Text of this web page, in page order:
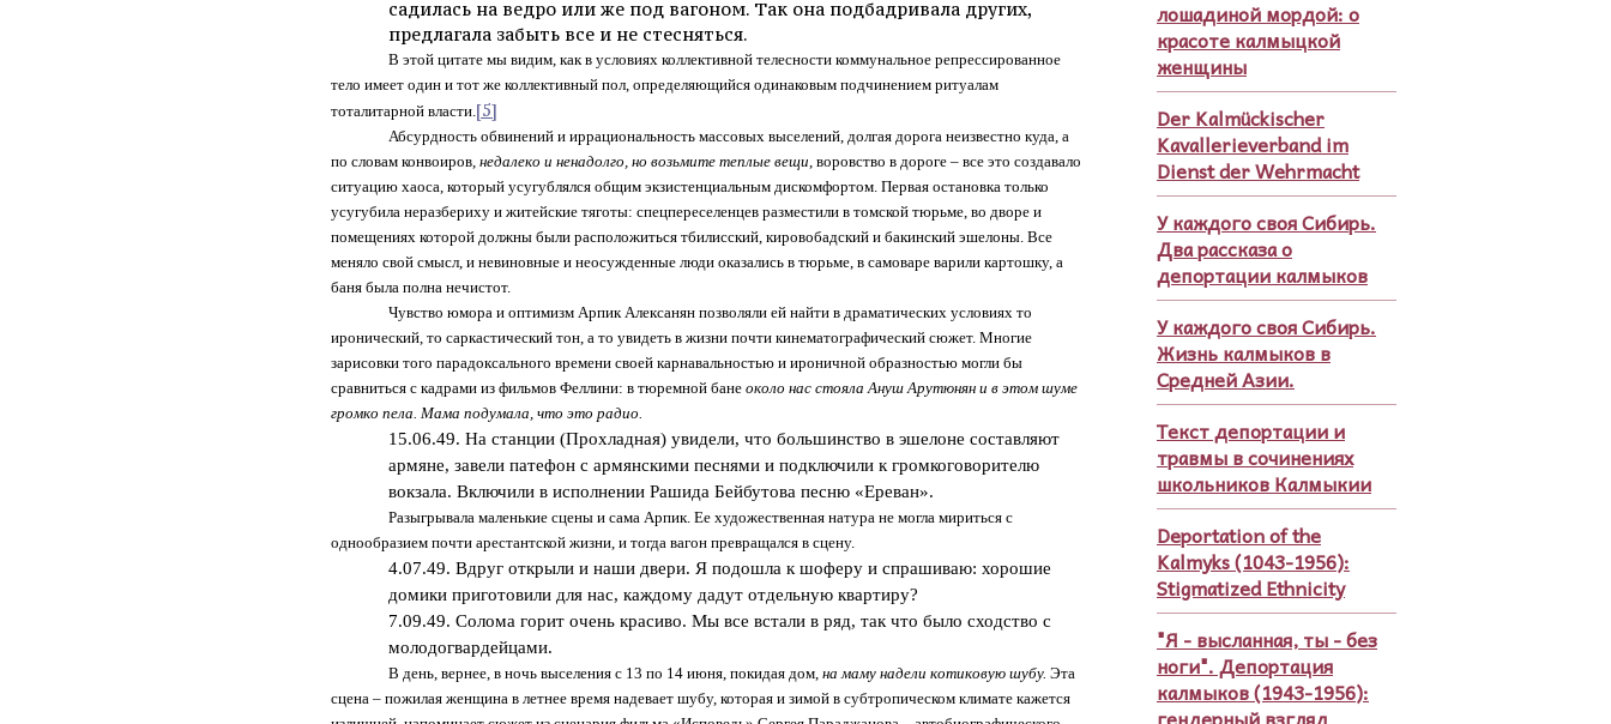
садилась на ведро или же под вагоном. Так она подбадривала других,
предлагала забыть все и не стесняться.
В этой цитате мы видим, как в условиях коллективной телесности коммунальное репрессированное
тело имеет один и тот же коллективный пол, определяющийся одинаковым подчинением ритуалам
тоталитарной власти.[5]
Абсурдность обвинений и иррациональность массовых выселений, долгая дорога неизвестно куда, а
по словам конвоиров, недалеко и ненадолго, но возьмите теплые вещи, воровство в дороге – все это создавало
ситуацию хаоса, который усугублялся общим экзистенциальным дискомфортом. Первая остановка только
усугубила неразбериху и житейские тяготы: спецпереселенцев разместили в томской тюрьме, во дворе и
помещениях которой должны были расположиться тбилисский, кировобадский и бакинский эшелоны. Все
меняло свой смысл, и невиновные и неосужденные люди оказались в тюрьме, в самоваре варили картошку, а
баня была полна нечистот.
Чувство юмора и оптимизм Арпик Алексанян позволяли ей найти в драматических условиях то
иронический, то саркастический тон, а то увидеть в жизни почти кинематографический сюжет. Многие
зарисовки того парадоксального времени своей карнавальностью и ироничной образностью могли бы
сравниться с кадрами из фильмов Феллини: в тюремной бане около нас стояла Ануш Арутюнян и в этом шуме
громко пела. Мама подумала, что это радио.
15.06.49. На станции (Прохладная) увидели, что большинство в эшелоне составляют
армяне, завели патефон с армянскими песнями и подключили к громкоговорителю
вокзала. Включили в исполнении Рашида Бейбутова песню «Ереван».
Разыгрывала маленькие сцены и сама Арпик. Ее художественная натура не могла мириться с
однообразием почти арестантской жизни, и тогда вагон превращался в сцену.
4.07.49. Вдруг открыли и наши двери. Я подошла к шоферу и спрашиваю: хорошие
домики приготовили для нас, каждому дадут отдельную квартиру?
7.09.49. Солома горит очень красиво. Мы все встали в ряд, так что было сходство с
молодогвардейцами.
В день, вернее, в ночь выселения с 13 по 14 июня, покидая дом, на маму надели котиковую шубу. Эта
сцена – пожилая женщина в летнее время надевает шубу, которая и зимой в субтропическом климате кажется
лошадиной мордой: о
красоте калмыцкой
женщины
Der Kalmückischer
Kavallerieverband im
Dienst der Wehrmacht
У каждого своя Сибирь.
Два рассказа о
депортации калмыков
У каждого своя Сибирь.
Жизнь калмыков в
Средней Азии.
Текст депортации и
травмы в сочинениях
школьников Калмыкии
Deportation of the
Kalmyks (1043-1956):
Stigmatized Ethnicity
"Я - высланная, ты - без
ноги". Депортация
калмыков (1943-1956):